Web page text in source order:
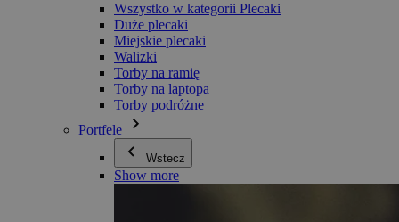
Wszystko w kategorii Plecaki
Duże plecaki
Miejskie plecaki
Walizki
Torby na ramię
Torby na laptopa
Torby podróżne
Portfele
Wstecz
Show more